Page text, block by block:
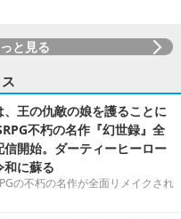
と見る
王の仇敵の娘を護ることに
不朽の名作『幻世録』全
開始。ダーティーヒーロー
和に蘇る
の不朽の名作が全面リメイクされ